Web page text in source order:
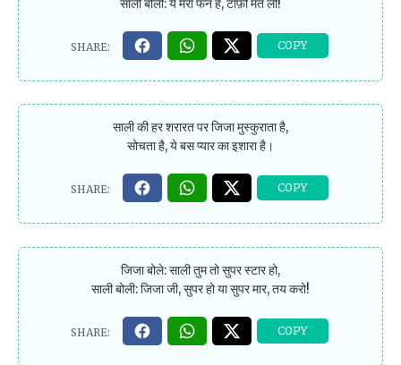
साली की हर शरारत पर जिजा मुस्कुराता है,
सोचता है, ये बस प्यार का इशारा है।
जिजा बोले: साली तुम तो सुपर स्टार हो,
साली बोली: जिजा जी, सुपर हो या सुपर मार, तय करो!